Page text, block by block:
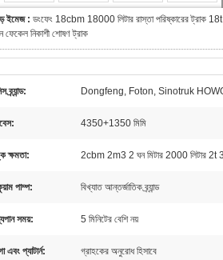
ইমেজ : ডংফেং 18cbm 18000 লিটার রাস্তা পরিষ্কারের ট্রাক
ফেকেল নিকাশী শোষণ ট্রাক
ব্র্যান্ড: Dongfeng, Foton, Sinotruk
4350+1350 মিমি
ক্ষমতা: 2cbm 2m3 2 ঘন মিটার 2000 লিটার 2t
পাম্প: বিখ্যাত আন্তর্জাতিক ব্র্যান্ড
সময়: 5 মিনিটের বেশি নয়
এবং প্যাটার্ন: গ্রাহকের অনুরোধ হিসাবে